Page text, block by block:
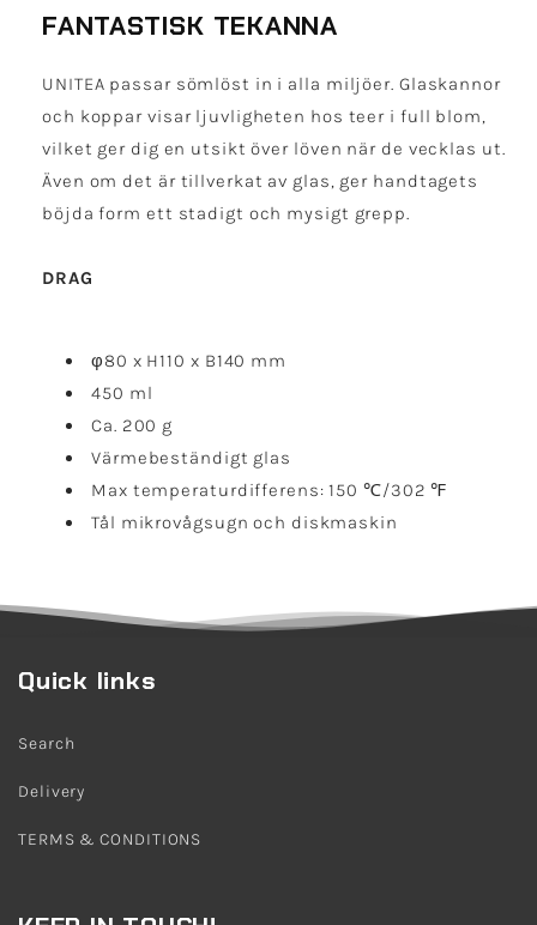
glas
Kinto
glas
Kinto
FANTASTISK TEKANNA
UNITEA passar sömlöst in i alla miljöer. Glaskannor
och koppar visar ljuvligheten hos teer i full blom,
vilket ger dig en utsikt över löven när de vecklas ut.
Även om det är tillverkat av glas, ger handtagets
böjda form ett stadigt och mysigt grepp.
DRAG
φ80 x H110 x B140 mm
450 ml
Ca. 200 g
Värmebeständigt glas
Max temperaturdifferens: 150 ℃/302 ℉
Tål mikrovågsugn och diskmaskin
Quick links
Search
Delivery
TERMS & CONDITIONS